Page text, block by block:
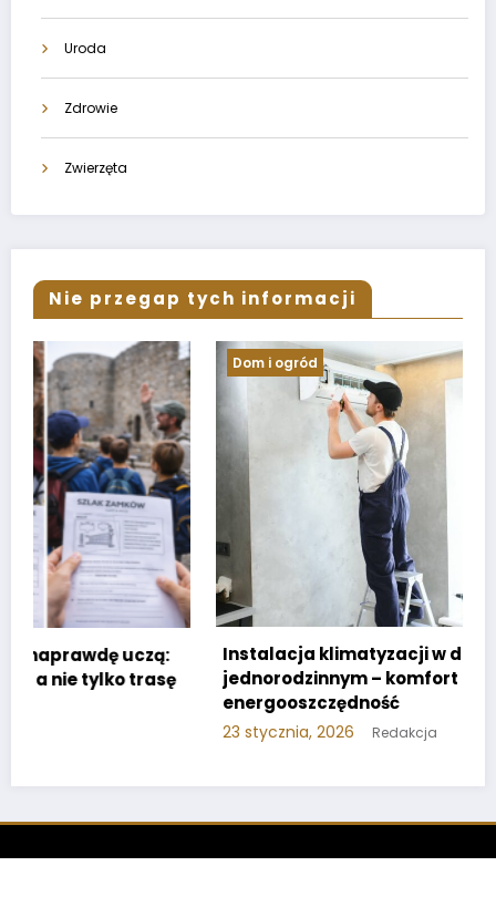
Uroda
Zdrowie
Zwierzęta
Nie przegap tych informacji
Dom i ogród
Instalacja klimatyzacji w domu
jednorodzinnym – komfort i
energooszczędność
Redakcja